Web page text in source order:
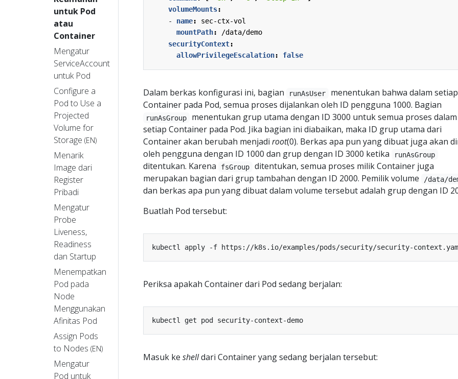
untuk Pod
atau
Container
Mengatur
ServiceAccount
untuk Pod
Configure a
Pod to Use a
Projected
Volume for
Storage (EN)
Menarik
Image dari
Register
Pribadi
Mengatur
Probe
Liveness,
Readiness
dan Startup
Menempatkan
Pod pada
Node
Menggunakan
Afinitas Pod
Assign Pods
to Nodes (EN)
Mengatur
Pod untuk
volumeMounts:
- name:
sec-ctx-vol
mountPath:
/data/demo
securityContext:
allowPrivilegeEscalation: false
Dalam berkas konfigurasi ini, bagian runAsUser
menentukan bahwa dalam setiap
Container pada Pod, semua proses dijalankan oleh ID pengguna 1000. Bagian
runAsGroup
menentukan grup utama dengan ID 3000 untuk semua proses dalam
setiap Container pada Pod. Jika bagian ini diabaikan, maka ID grup utama dari
Container akan berubah menjadi root(0). Berkas apa pun yang dibuat juga akan
oleh pengguna dengan ID 1000 dan grup dengan ID 3000 ketika
runAsGroup
ditentukan. Karena fsGroup
ditentukan, semua proses milik Container juga
merupakan bagian dari grup tambahan dengan ID 2000. Pemilik volume
/data/
dan berkas apa pun yang dibuat dalam volume tersebut adalah grup dengan ID
Buatlah Pod tersebut:
Periksa apakah Container dari Pod sedang berjalan:
Masuk ke shelldari Container yang sedang berjalan tersebut: